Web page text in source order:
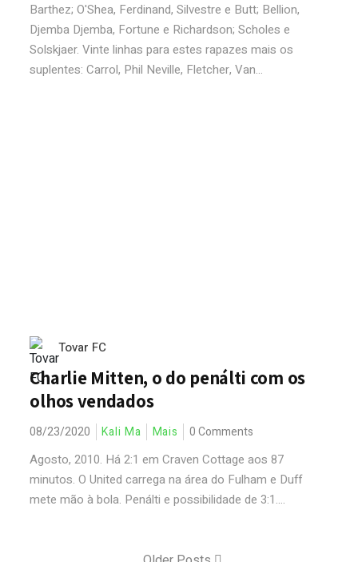
Barthez; O'Shea, Ferdinand, Silvestre e Butt; Bellion,
Djemba Djemba, Fortune e Richardson; Scholes e
Solskjaer. Vinte linhas para estes rapazes mais os
suplentes: Carrol, Phil Neville, Fletcher, Van...
Tovar FC
Charlie Mitten, o do penálti com os
olhos vendados
08/23/2020 Kali Ma Mais 0 Comments
Agosto, 2010. Há 2:1 em Craven Cottage aos 87
minutos. O United carrega na área do Fulham e Duff
mete mão à bola. Penálti e possibilidade de 3:1....